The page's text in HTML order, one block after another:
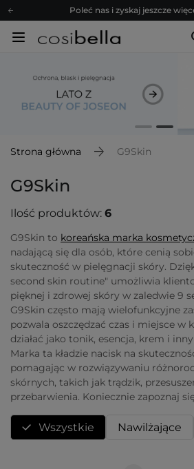
Poleć nas i zyskaj jeszcze
Zapisz się na newsletter
Z nami to możliwe! Realizacja
Poleć nas i zyskaj jeszcze
Zapisz się na newsletter
Strona główna G9Skin
G9Skin
Ilość produktów: 6
G9Skin to koreańska marka
nadającą się dla osób, które cenią
skuteczność w pielęgnacji skóry.
second skin routine" umożliwia
pięknej i zdrowej skóry w zaledwie 9
G9Skin często mają wielofunkcyjne
pozwala oszczędzać czas i miejsce w
działać jako tonik, esencja, krem i
Marka ta kładzie nacisk na
pomagając w rozwiązywaniu
skórnych, takich jak trądzik,
przebarwienia. Koniecznie zapoznaj
Wszystkie Nawilżające